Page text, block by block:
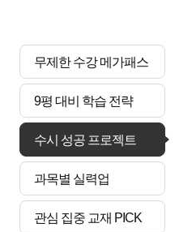
무제한 수강 메가패스
9평 대비 학습 전략
수시 성공 프로젝트
과목별 실력업
관심 집중 교재 PICK